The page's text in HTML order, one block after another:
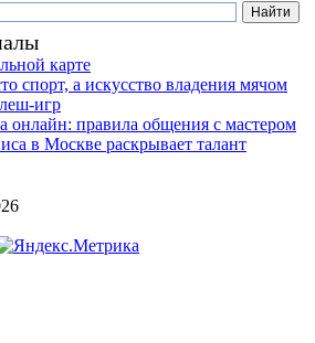
карте
спорт, а искусство владения мячом
игр
онлайн: правила общения с мастером
в Москве раскрывает талант